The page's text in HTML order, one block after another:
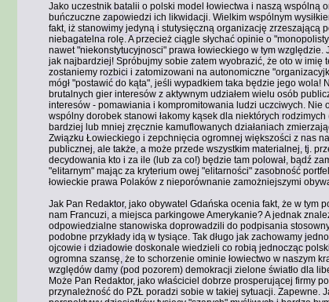
Jako uczestnik batalii o polski model łowiectwa i naszą wspólną
buńczuczne zapowiedzi ich likwidacji. Wielkim wspólnym
fakt, iż stanowimy jedyną i stutysięczną organizację zrzeszającą
niebagatelna rolę. A przecież ciągle słychać opinie o
nawet "niekonstytucyjnosci" prawa łowieckiego w tym względzie.
jak najbardziej! Spróbujmy sobie zatem wyobrazić, że oto w imię
zostaniemy rozbici i zatomizowani na autonomiczne
mógł "postawić do kąta", jeśli wypadkiem taka będzie jego wola!
brutalnych gier interesów z aktywnym udziałem wielu osób
interesów - pomawiania i kompromitowania ludzi uczciwych. Nie
wspólny dorobek stanowi łakomy kąsek dla niektórych
bardziej lub mniej zręcznie kamuflowanych działaniach
Związku Łowieckiego i zepchnięcia ogromnej większości z nas
publicznej, ale także, a może przede wszystkim materialnej, tj.
decydowania kto i za ile (lub za co!) będzie tam polował, bądź
"elitarnym" mając za kryterium owej "elitarności" zasobność
łowieckie prawa Polaków z nieporównanie zamożniejszymi
Jak Pan Redaktor, jako obywatel Gdańska ocenia fakt, że w tym
nam Francuzi, a miejsca parkingowe Amerykanie? A jednak
odpowiedzialne stanowiska doprowadzili do podpisania
podobne przykłady idą w tysiące. Tak długo jak zachowamy
ojcowie i dziadowie doskonale wiedzieli co robią jednocząc
ogromna szansę, że to schorzenie ominie łowiectwo w naszym
względów damy (pod pozorem) demokracji zielone światło dla
Może Pan Redaktor, jako właściciel dobrze prosperującej firmy
przynależność do PZŁ poradzi sobie w takiej sytuacji. Zapewne.